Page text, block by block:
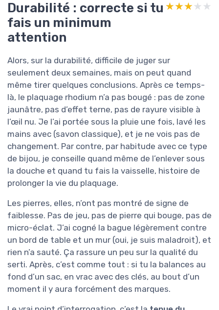
Durabilité : correcte si tu
fais un minimum
attention
★★★★★
★★★★★
Alors, sur la durabilité, difficile de juger sur
seulement deux semaines, mais on peut quand
même tirer quelques conclusions. Après ce temps-
là, le plaquage rhodium n’a pas bougé : pas de zone
jaunâtre, pas d’effet terne, pas de rayure visible à
l’œil nu. Je l’ai portée sous la pluie une fois, lavé les
mains avec (savon classique), et je ne vois pas de
changement. Par contre, par habitude avec ce type
de bijou, je conseille quand même de l’enlever sous
la douche et quand tu fais la vaisselle, histoire de
prolonger la vie du plaquage.
Les pierres, elles, n’ont pas montré de signe de
faiblesse. Pas de jeu, pas de pierre qui bouge, pas de
micro-éclat. J’ai cogné la bague légèrement contre
un bord de table et un mur (oui, je suis maladroit), et
rien n’a sauté. Ça rassure un peu sur la qualité du
serti. Après, c’est comme tout : si tu la balances au
fond d’un sac, en vrac avec des clés, au bout d’un
moment il y aura forcément des marques.